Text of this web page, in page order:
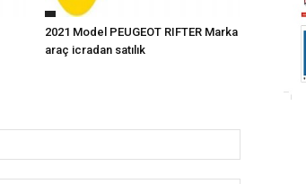
2021 Model PEUGEOT RIFTER Marka
araç icradan satılık